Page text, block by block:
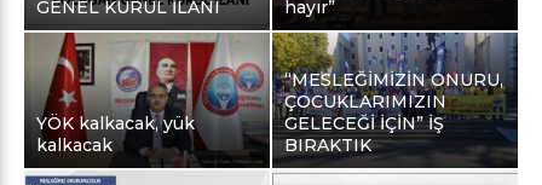
GENEL KURUL İLANI
hayır”
YÖK kalkacak, yük
kalkacak
“MESLEĞİMİZİN ONURU,
ÇOCUKLARIMIZIN
GELECEĞİ İÇİN” İŞ
BIRAKTIK